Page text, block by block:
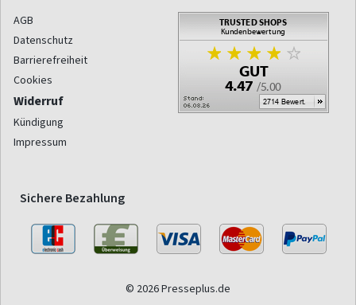
AGB
Datenschutz
Barrierefreiheit
Cookies
Widerruf
Kündigung
Impressum
Sichere Bezahlung
© 2026 Presseplus.de